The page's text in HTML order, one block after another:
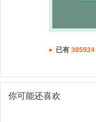
已有 385924
你可能还喜欢